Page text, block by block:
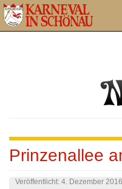
Prinzenallee
Veröffentlicht: 4. Dezember 2016